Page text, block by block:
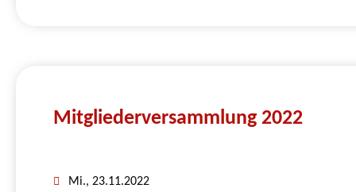
Mitgliederversammlung 2022
Mi., 23.11.2022